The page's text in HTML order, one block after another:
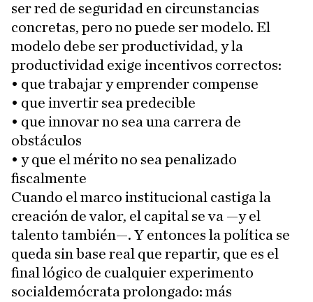
ser red de seguridad en circunstancias
concretas, pero no puede ser modelo. El
modelo debe ser productividad, y la
productividad exige incentivos correctos:
• que trabajar y emprender compense
• que invertir sea predecible
• que innovar no sea una carrera de
obstáculos
• y que el mérito no sea penalizado
fiscalmente
Cuando el marco institucional castiga la
creación de valor, el capital se va —y el
talento también—. Y entonces la política se
queda sin base real que repartir, que es el
final lógico de cualquier experimento
socialdemócrata prolongado: más